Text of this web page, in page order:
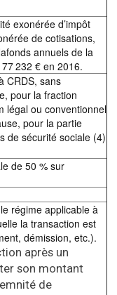
exonérée d’impôt
de cotisations,
annuels de la
232 € en 2016.
CRDS, sans
pour la fraction
légal ou conventionnel
pour la partie
de sécurité sociale (4)
de 50 % sur
régime applicable à
la transaction est
démission, etc.).
après un
son montant
de